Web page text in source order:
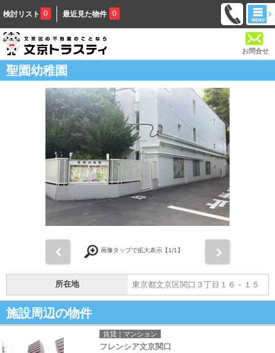
検討リスト 0 最近見た物件 0
お問合せ
聖園幼稚園
画像タップで拡大表示【1/1】
所在地 東京都文京区関口３丁目１６－１５
施設周辺の物件
賃貸｜マンション
フレンシア文京関口